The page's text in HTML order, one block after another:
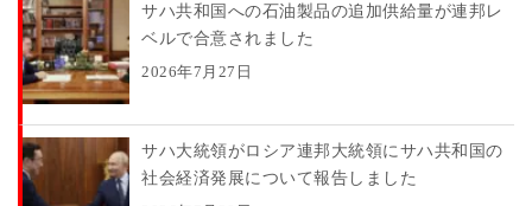
サハ共和国への石油製品の追加供給量が連邦レ
ベルで合意されました
2026年7月27日
サハ大統領がロシア連邦大統領にサハ共和国の
社会経済発展について報告しました